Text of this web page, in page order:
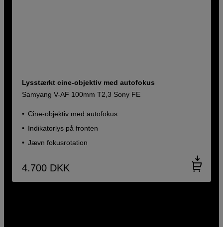
Lysstærkt cine-objektiv med autofokus
Samyang V-AF 100mm T2,3 Sony FE
Cine-objektiv med autofokus
Indikatorlys på fronten
Jævn fokusrotation
4.700 DKK